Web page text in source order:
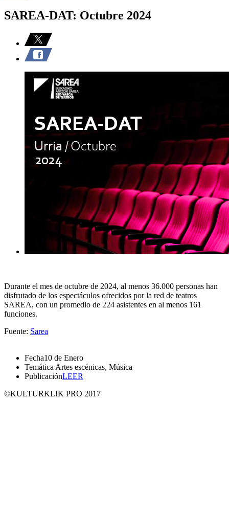
SAREA-DAT: Octubre 2024
Durante el mes de octubre de 2024, al menos 36.000 personas han
disfrutado de los espectáculos ofrecidos por la red de teatros
SAREA, con un promedio de 224 asistentes en al menos 161
funciones.
Fuente: Sarea
Fecha10 de Enero
Temática Artes escénicas, Música
PublicaciónLEER
©KULTURKLIK PRO 2017